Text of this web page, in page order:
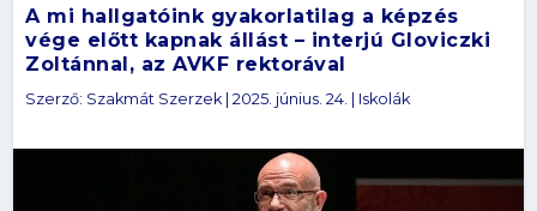
A mi hallgatóink gyakorlatilag a képzés
vége előtt kapnak állást – interjú Gloviczki
Zoltánnal, az AVKF rektorával
Szerző: Szakmát Szerzek|2025. június. 24. Iskolák